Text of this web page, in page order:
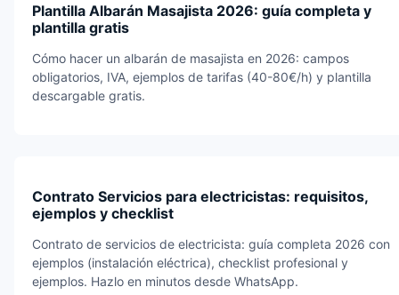
Plantilla Albarán Masajista 2026: guía completa y
plantilla gratis
Cómo hacer un albarán de masajista en 2026: campos
obligatorios, IVA, ejemplos de tarifas (40-80€/h) y plantilla
descargable gratis.
Contrato Servicios para electricistas: requisitos,
ejemplos y checklist
Contrato de servicios de electricista: guía completa 2026 con
ejemplos (instalación eléctrica), checklist profesional y
ejemplos. Hazlo en minutos desde WhatsApp.